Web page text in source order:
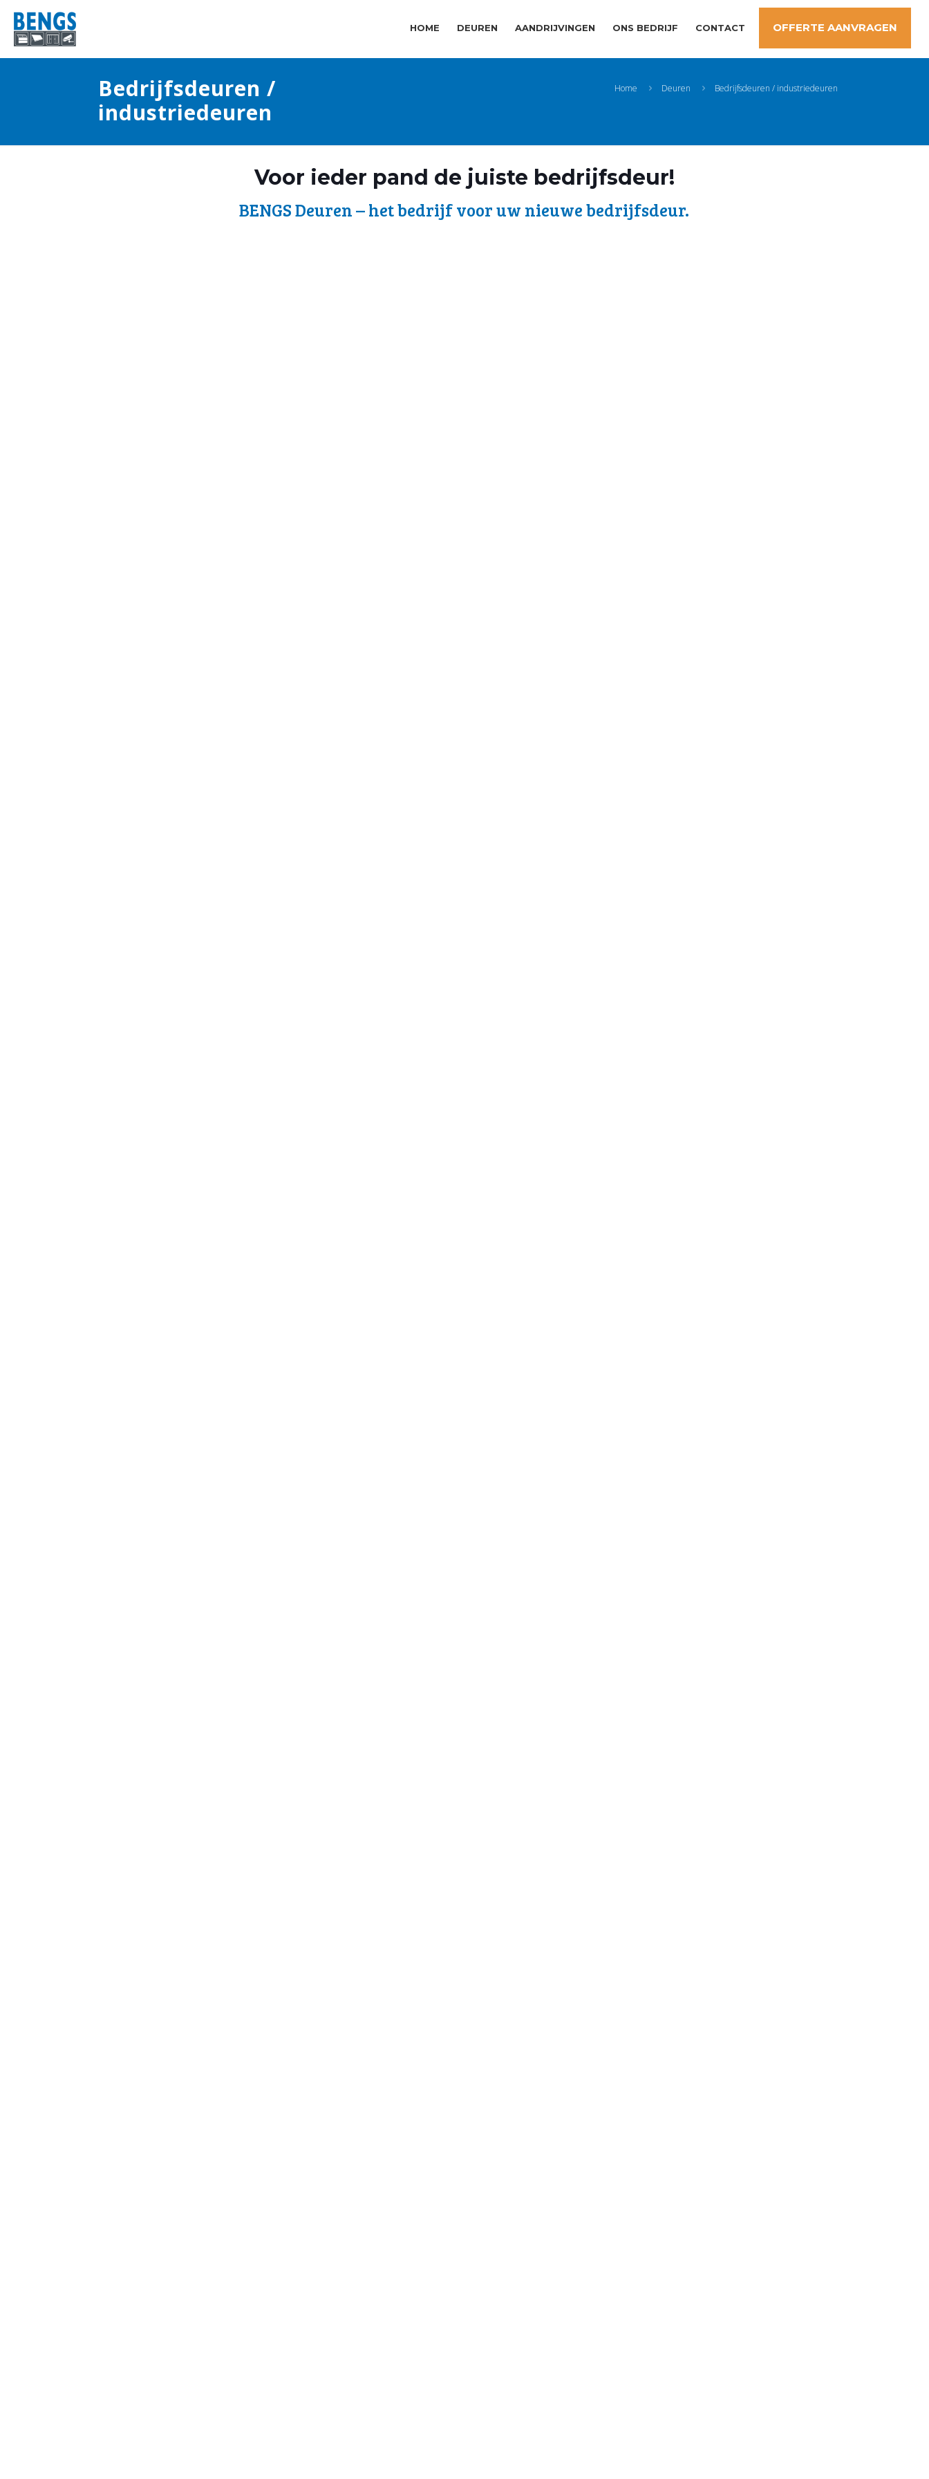
HOME DEUREN AANDRIJVINGEN ONS BEDRIJF CONTACT OFFERTE AANVRAGEN
Bedrijfsdeuren /
industriedeuren
Home Deuren Bedrijfsdeuren / industriedeuren
Voor ieder pand de juiste bedrijfsdeur!
BENGS Deuren – het bedrijf voor uw nieuwe bedrijfsdeur.